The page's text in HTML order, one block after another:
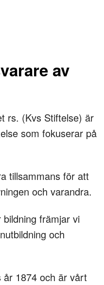
av
rs. (Kvs Stiftelse) är
som fokuserar på
tillsammans för att
och varandra.
främjar vi
och
år 1874 och är vårt